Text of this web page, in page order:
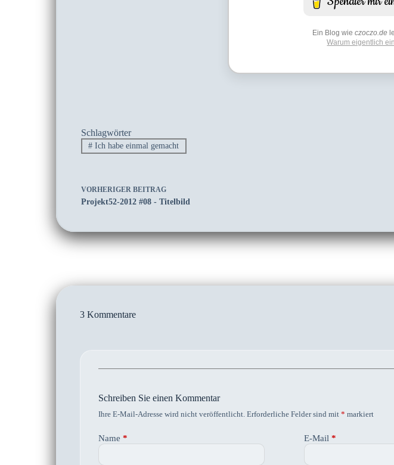
Ein Blog wieczoczo.de
Warum eigentlich
Schlagwörter
# Ich habe einmal gemacht
VORHERIGER BEITRAG
Projekt52-2012 #08 - Titelbild
3 Kommentare
Schreiben Sie einen Kommentar
Ihre E-Mail-Adresse wird nicht veröffentlicht. Erforderliche Felder sind mit * markiert
Name * E-Mail*